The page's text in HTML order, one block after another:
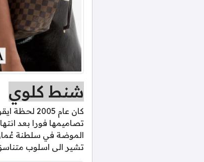
شنط كلوي
كان عام
تصاميمها فورا بعد
الموضة في سلطنة
تشير الى اسلوب